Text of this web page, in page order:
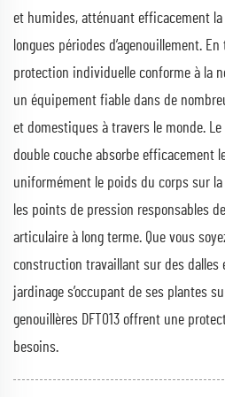
et humides, atténuant efficacement
longues périodes d’agenouillement.
protection individuelle conforme à la
un équipement fiable dans de
et domestiques à travers le monde.
double couche absorbe efficacement
uniformément le poids du corps sur
les points de pression responsables
articulaire à long terme. Que vous
construction travaillant sur des dalles
jardinage s’occupant de ses plantes
genouillères DFT013 offrent une
besoins.